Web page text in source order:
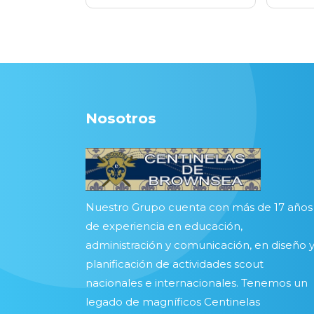
Nosotros
Nuestro Grupo cuenta con más de 17 años
de experiencia en educación,
administración y comunicación, en diseño y
planificación de actividades scout
nacionales e internacionales. Tenemos un
legado de magníficos Centinelas